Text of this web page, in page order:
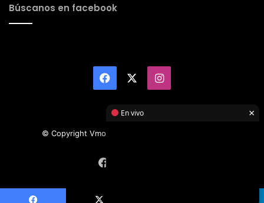
Búscanos en facebook
Facebook Instagram
© Copyright Vmotor TI 2026, All Rights Reserved
En vivo ×